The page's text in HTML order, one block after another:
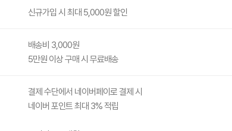
신규가입 시 최대 5,000원 할인
배송비 3,000원
5만원 이상 구매 시 무료배송
결제 수단에서 네이버페이로 결제 시
네이버 포인트 최대 3% 적립